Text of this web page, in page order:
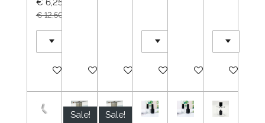
€ 6,25
€ 12,50
In winkelwagenIn winkelwagenIn winkelwagenIn winkelwagenIn winkelwagen
In
Sale! Sale!